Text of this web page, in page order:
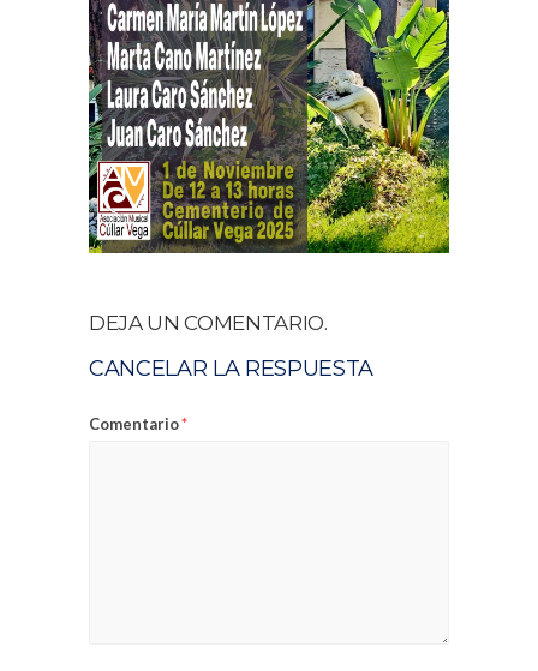
DEJA UN COMENTARIO.
CANCELAR LA RESPUESTA
Comentario*